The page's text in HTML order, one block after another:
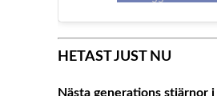
HETAST JUST NU
Nästa generations stjärnor